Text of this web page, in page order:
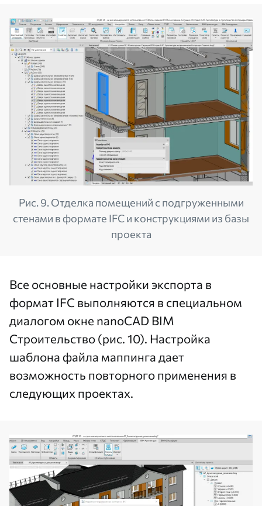
Рис. 9. Отделка помещений с подгруженными
стенами в формате IFC и конструкциями из базы
проекта
Все основные настройки экспорта в
формат IFC выполняются в специальном
диалогом окне nanoCAD BIM
Строительство (рис. 10). Настройка
шаблона файла маппинга дает
возможность повторного применения в
следующих проектах.